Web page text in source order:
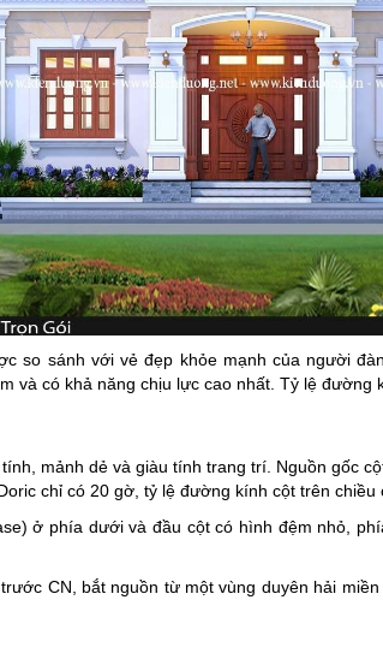
so sánh với vẻ đẹp khỏe mạnh của người
và có khả năng chịu lực cao nhất. Tỷ lệ đường
mảnh dẻ và giàu tính trang trí. Nguồn gốc
chỉ có 20 gờ, tỷ lệ đường kính cột trên chiều
ở phía dưới và đầu cột có hình đệm nhỏ,
CN, bắt nguồn từ một vùng duyên hải